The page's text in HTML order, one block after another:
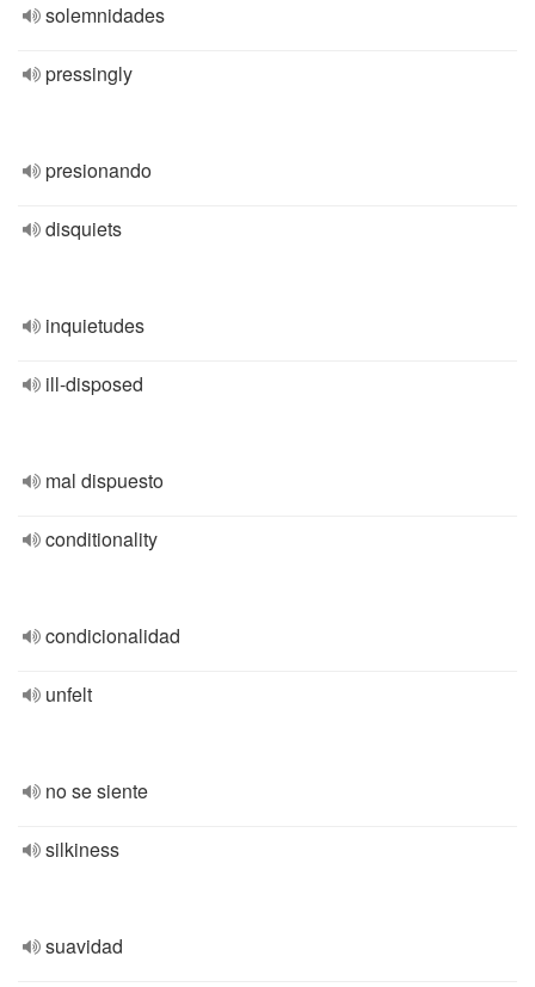
solemnidades
pressingly
presionando
disquiets
inquietudes
ill-disposed
mal dispuesto
conditionality
condicionalidad
unfelt
no se siente
silkiness
suavidad